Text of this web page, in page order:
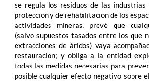
se regula los residuos de las
protección y de rehabilitación de los
actividades mineras, prevé que
(salvo supuestos tasados entre los que
extracciones de áridos) vaya
restauración; y obliga a la entidad
todas las medidas necesarias para
posible cualquier efecto negativo sobre